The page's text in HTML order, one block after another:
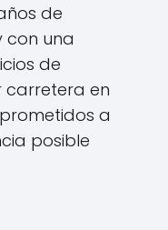
de
con una
de
en
a
posible